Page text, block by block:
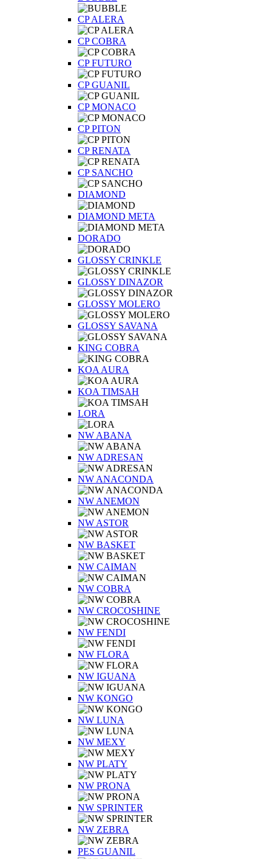
CP ALERA
CP COBRA
CP FUTURO
CP GUANIL
CP MONACO
CP PITON
CP RENATA
CP SANCHO
DIAMOND
DIAMOND META
DORADO
GLOSSY CRINKLE
GLOSSY DINAZOR
GLOSSY MOLERO
GLOSSY SAVANA
KING COBRA
KOA AURA
KOA TIMSAH
LORA
NW ABANA
NW ADRESAN
NW ANACONDA
NW ANEMON
NW ASTOR
NW BASKET
NW CAIMAN
NW COBRA
NW CROCOSHINE
NW FENDI
NW FLORA
NW IGUANA
NW KONGO
NW LUNA
NW MEXY
NW PLATY
NW PRONA
NW SPRINTER
NW ZEBRA
PES GUANIL